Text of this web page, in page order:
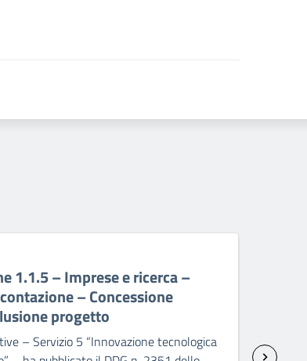
1.1.5 – Imprese e ricerca –
– Concessione
progetto
– Servizio 5 “Innovazione tecnologica